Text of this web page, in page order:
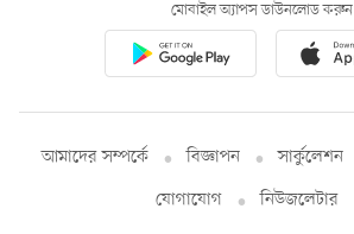
মোবাইল অ্যাপস ডাউনলোড করুন
আমাদের সম্পর্কে বিজ্ঞাপন সার্কুলেশন
যোগাযোগ
নিউজলেটার